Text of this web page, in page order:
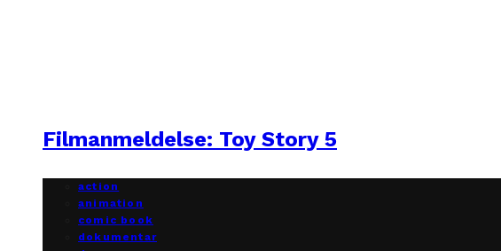
Filmanmeldelse: Toy Story 5
action
animation
comic book
dokumentar